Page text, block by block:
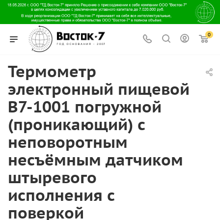
0
Термометр
электронный пищевой
В7-1001 погружной
(проникающий) с
неповоротным
несъёмным датчиком
штыревого
исполнения с
поверкой